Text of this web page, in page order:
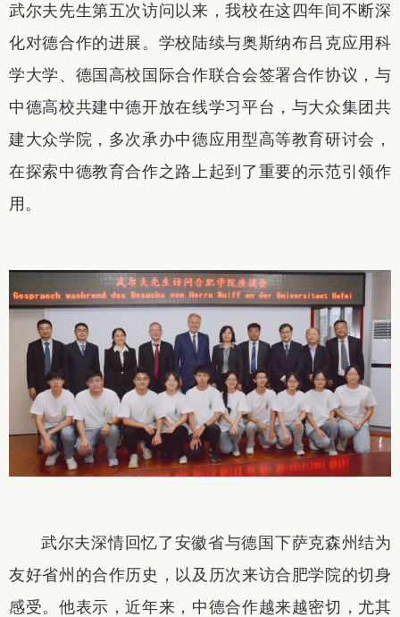
武尔夫先生第五次访问以来，我校在这四年间不断深
化对德合作的进展。学校陆续与奥斯纳布吕克应用科
学大学、德国高校国际合作联合会签署合作协议，与
中德高校共建中德开放在线学习平台，与大众集团共
建大众学院，多次承办中德应用型高等教育研讨会，
在探索中德教育合作之路上起到了重要的示范引领作
用。
武尔夫深情回忆了安徽省与德国下萨克森州结为
友好省州的合作历史，以及历次来访合肥学院的切身
感受。他表示，近年来，中德合作越来越密切，尤其